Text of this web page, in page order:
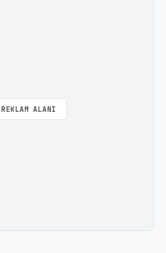
REKLAM ALANI